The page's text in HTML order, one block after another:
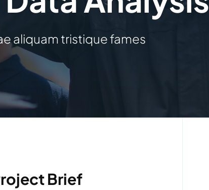
aliquam tristique fames
Brief